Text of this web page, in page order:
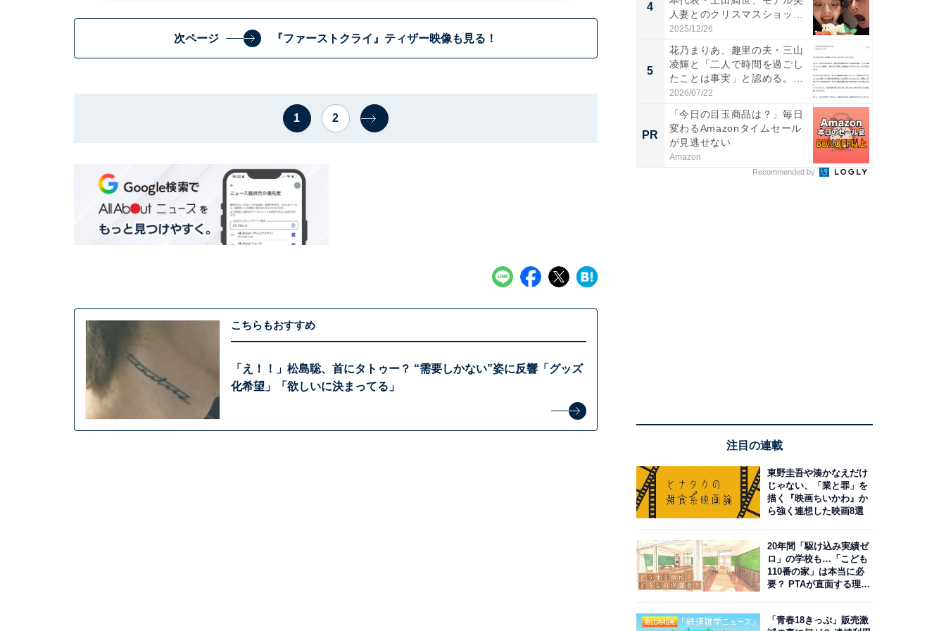
次ページ 『ファーストクライ』ティザー映像も見る！
1 2
こちらもおすすめ
「え！！」松島聡、首にタトゥー？ “需要しかない”姿に反響「グッズ
化希望」「欲しいに決まってる」
4
人妻とのクリスマスショット
に...
2025/12/26
5
花乃まりあ、趣里の夫・三山
凌輝と「二人で時間を過ごし
たことは事実」と認める。
「不...
2026/07/22
PR
「今日の目玉商品は？」毎日
変わるAmazonタイムセール
が見逃せない
Amazon
Recommended by
注目の連載
東野圭吾や湊かなえだけ
じゃない、「業と罪」を
描く『映画ちいかわ』か
ら強く連想した映画8選
20年間「駆け込み実績ゼ
ロ」の学校も…「こども
110番の家」は本当に必
要？ PTAが直面する理想
「青春18きっぷ」販売激